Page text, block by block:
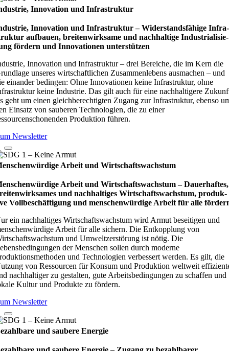
Innovation und Infrastruktur
Innovation und Infrastruktur – Wider­stands­fä­hige Infra­
auf­bauen, brei­ten­wirk­same und nach­hal­tige Indu­stri­ali­sie­
för­dern und Inno­vati­o­nen unter­stüt­zen
Innovation und Infrastruktur – drei Bereiche, die im Kern die
unseres wirtschaftlichen Zusammenlebens ausmachen – und
einander bedingen: Ohne Innovationen keine Infrastruktur, ohne
keine Industrie. Das gilt auch für eine nachhaltigere
geht um einen gleichberechtigten Zugang zur Infrastruktur, ebenso
Einsatz von sauberen Technologien, die zu einer
Produktion führen.
Newsletter
Arbeit und Wirtschaftswachstum
Arbeit und Wirtschaftswachstum – Dau­e­r­haf­tes,
und nach­hal­ti­ges Wirt­schafts­wachs­tum, pro­duk­
Vollbe­schäf­ti­gung und men­schen­wür­dige Arbeit für alle
ein nachhaltiges Wirtschaftswachstum wird Armut beseitigen und
Arbeit für alle sichern. Die Entkopplung von
und Umweltzerstörung ist nötig. Die
der Menschen sollen durch moderne
und Technologien verbessert werden. Es gilt, die
von Ressourcen für Konsum und Produktion weltweit
nachhaltiger zu gestalten, gute Arbeitsbedingungen zu schaffen und
Kultur und Produkte zu fördern.
Newsletter
und saubere Energie